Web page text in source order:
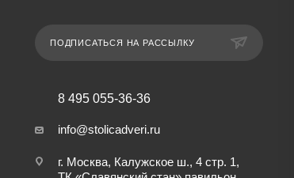
ПОДПИСАТЬСЯ НА РАССЫЛКУ
8 495 055-36-36
info@stolicadveri.ru
г. Москва, Калужское ш., 4 стр. 1,